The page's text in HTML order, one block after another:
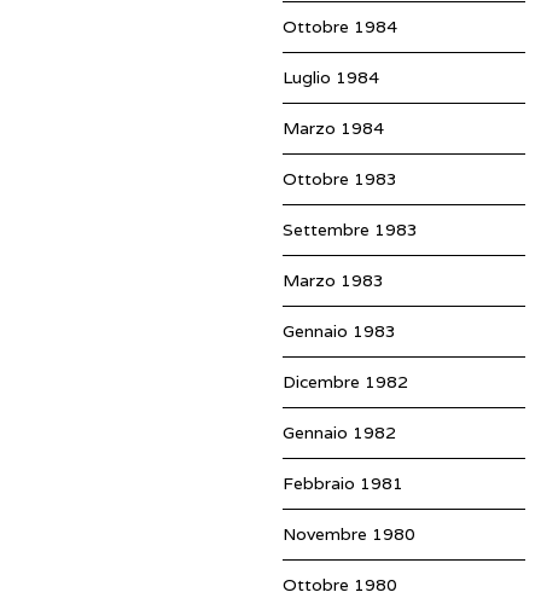
Ottobre 1984
Luglio 1984
Marzo 1984
Ottobre 1983
Settembre 1983
Marzo 1983
Gennaio 1983
Dicembre 1982
Gennaio 1982
Febbraio 1981
Novembre 1980
Ottobre 1980